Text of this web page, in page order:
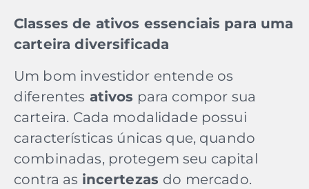
Classes de ativos essenciais para uma
carteira diversificada
Um bom investidor entende os
diferentes ativos para compor sua
carteira. Cada modalidade possui
características únicas que, quando
combinadas, protegem seu capital
contra as incertezas do mercado.